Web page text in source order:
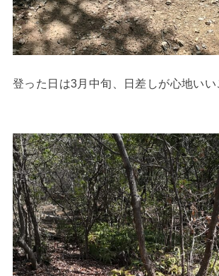
登った日は3月中旬、日差しが心地いい